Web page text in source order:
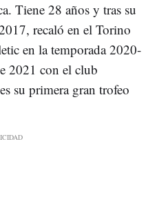
Tiene 28 años y tras su
recaló en el Torino
en la temporada 2020-
2021 con el club
su primera gran trofeo